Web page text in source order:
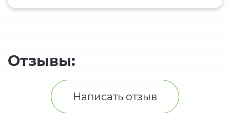
Отзывы:
Написать отзыв